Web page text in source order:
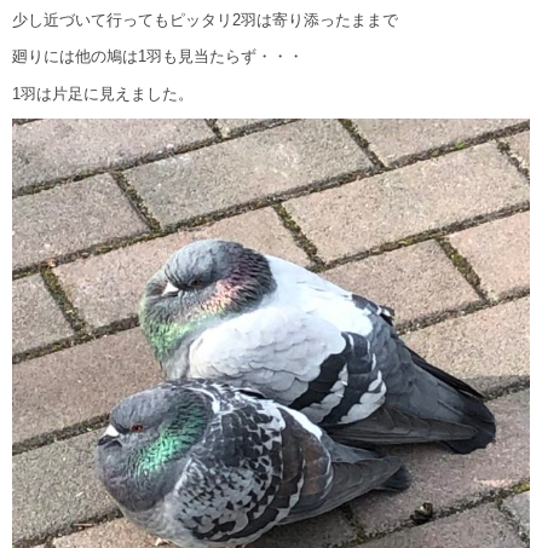
少し近づいて行ってもピッタリ2羽は寄り添ったままで
廻りには他の鳩は1羽も見当たらず・・・
1羽は片足に見えました。